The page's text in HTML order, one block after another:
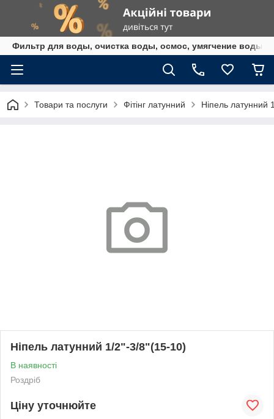
Фильтр для воды, очистка воды, осмос, умягчение воды,
Товари та послуги Фітінг латунний Ніпель латунний
Ніпель латунний 1/2"-3/8"(15-10)
В наявності
Роздріб
Ціну уточнюйте